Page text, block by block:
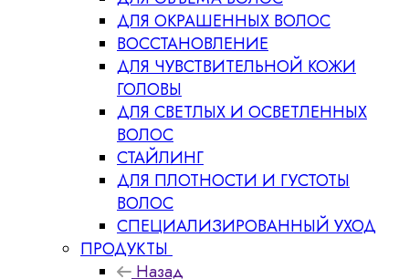
ДЛЯ ОКРАШЕННЫХ ВОЛОС
ВОССТАНОВЛЕНИЕ
ДЛЯ ЧУВСТВИТЕЛЬНОЙ КОЖИ
ГОЛОВЫ
ДЛЯ СВЕТЛЫХ И ОСВЕТЛЕННЫХ
ВОЛОС
СТАЙЛИНГ
ДЛЯ ПЛОТНОСТИ И ГУСТОТЫ
ВОЛОС
СПЕЦИАЛИЗИРОВАННЫЙ УХОД
ПРОДУКТЫ
Назад